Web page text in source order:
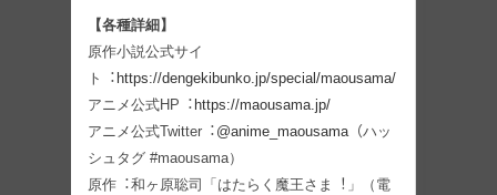
【各種詳細】
原作⼩説公式サイ
ト︓ https://dengekibunko.jp/special/maousama/
アニメ公式HP︓ https://maousama.jp/
アニメ公式Twitter︓ @anime_maousama（ハッ
シュタグ #maousama）
原作︓和ヶ原聡司「はたらく魔王さま︕」（電